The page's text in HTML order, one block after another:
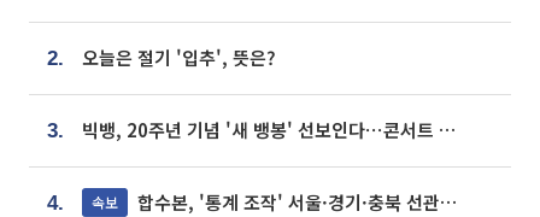
2. 오늘은 절기 '입추', 뜻은?
3. 빅뱅, 20주년 기념 '새 뱅봉' 선보인다⋯콘서트 앞두고 팝업 개최
4. 속보 합수본, '통계 조작' 서울·경기·충북 선관위 등 추가 압수수색